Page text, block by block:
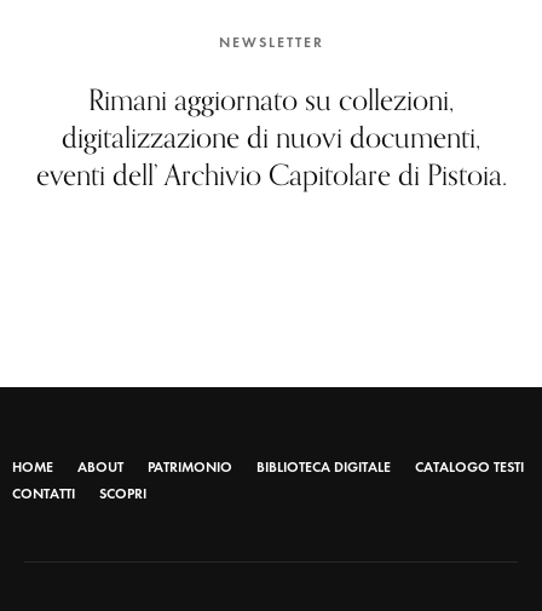
NEWSLETTER
Rimani aggiornato su collezioni,
digitalizzazione di nuovi documenti,
eventi dell’ Archivio Capitolare di Pistoia.
HOME ABOUT PATRIMONIO BIBLIOTECA DIGITALE
CATALOGO TESTI
CONTATTI
SCOPRI